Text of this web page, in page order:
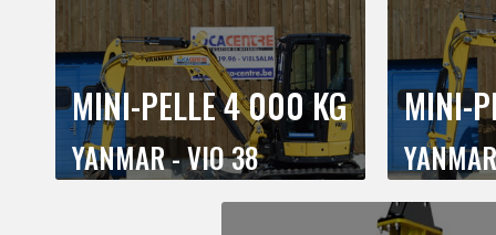
MINI-PELLE 4 000 KG
YANMAR - VIO 38
MINI-